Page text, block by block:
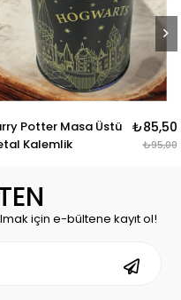
Üstü
₺85,50
₺95,00
Harry
Metal
için e-bültene kayıt ol!